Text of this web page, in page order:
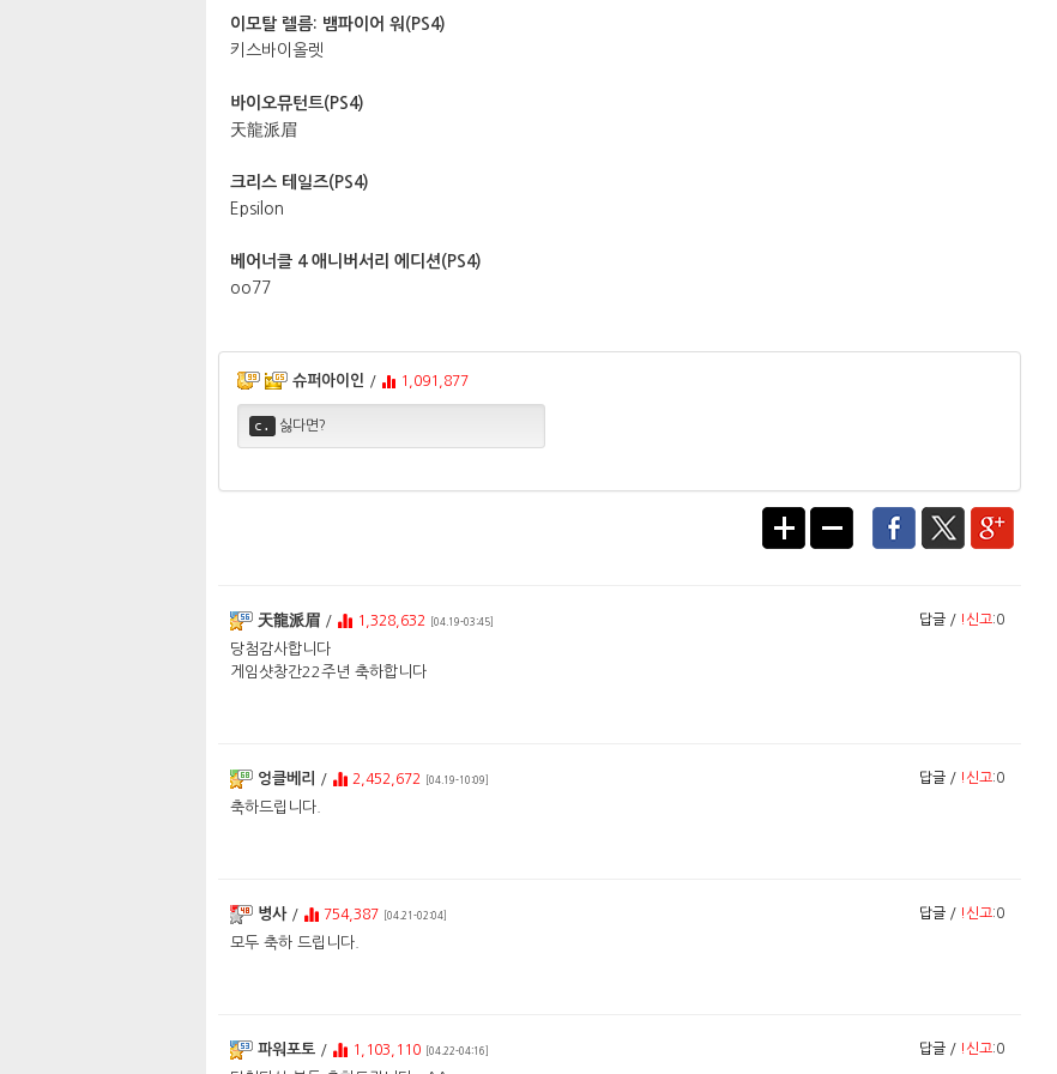
이모탈 렐름: 뱀파이어 워(PS4)
키스바이올렛
바이오뮤턴트(PS4)
天龍派眉
크리스 테일즈(PS4)
Epsilon
베어너클 4 애니버서리 에디션(PS4)
oo77​
슈퍼아이인 / 1,091,877
c. 싫다면?
天龍派眉 / 1,328,632 [04.19-03:45]
당첨감사합니다
게임샷창간22주년 축하합니다
답글/ !신고:0
엉클베리 / 2,452,672 [04.19-10:09]
축하드립니다.
답글/ !신고:0
병사/ 754,387 [04.21-02:04]
모두 축하 드립니다.
답글/ !신고:0
파워포토 / 1,103,110 [04.22-04:16] 답글/ !신고:0